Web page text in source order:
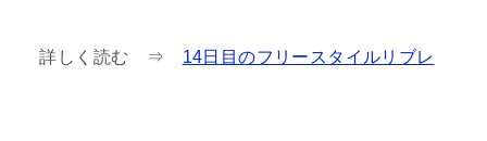
詳しく読む ⇒ 14日目のフリースタイルリブレ